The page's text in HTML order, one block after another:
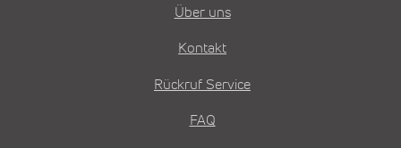
Über uns
Kontakt
Rückruf Service
FAQ